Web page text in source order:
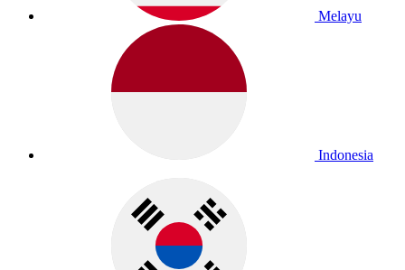
Melayu
Indonesia